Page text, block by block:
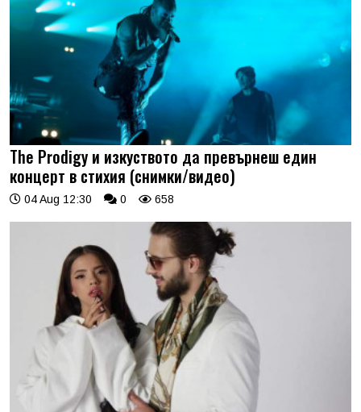
The Prodigy и изкуството да превърнеш един
концерт в стихия (снимки/видео)
04 Aug 12:30 0 658